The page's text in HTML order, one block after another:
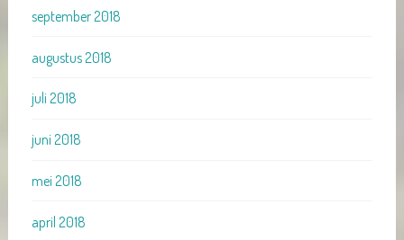
september 2018
augustus 2018
juli 2018
juni 2018
mei 2018
april 2018